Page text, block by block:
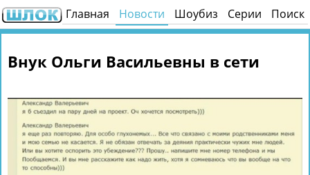
Главная Новости Шоубиз Серии Поиск
Внук Ольги Васильевны в сети